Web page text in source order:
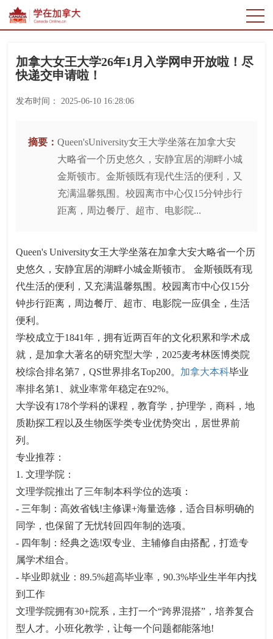
加拿大女王大学26年1月入学网申开放啦！尽
快递交申请啦！
发布时间： 2025-06-10 16:28:06
摘要：Queen'sUniversity女王大学坐落在加拿大安
大略省一个历史悠久，安静宜居的湖畔小城
金斯顿市。金斯顿既有现代生活的便利，又
充满温馨氛围。校园离市中心仅15分钟步行
距离，周边餐厅、超市、电影院...
Queen's University女王大学坐落在加拿大安大略省一个历
史悠久，安静宜居的湖畔小城金斯顿市。 金斯顿既有现
代生活的便利，又充满温馨氛围。校园离市中心仅15分
钟步行距离，周边餐厅、超市、电影院一应俱全，生活
便利。
学校成立于1841年，拥有近两百年的文化积累和学术成
就，是加拿大著名的研究型大学，2025麦考林医博类院
校综合排名第7，QS世界排名Top200。 加拿大本科毕业
率排名第1、就业率常年稳定在92%。
大学设有178个学科的课程，教育学，护理学，商科，地
质勘探工程以及生物医学类专业优势突出，居世界前
列。
专业推荐：
1. 文理学院：
文理学院推出了三年制本科学位的选项：
- 三年制：高效省钱!主修课+海量选修，适合目标明确的
同学，也保留了无忧转回四年制的选项。
- 四年制：经典之选!双专业、主辅修自由搭配，打造专
属学术组合。
- 毕业即就业：89.5%超高毕业率，90.3%毕业生半年内找
到工作
文理学院拥有30+院系，主打一个“跨界混搭”，培养复合
型人才。小班化教学，让每一个问题都能落地!